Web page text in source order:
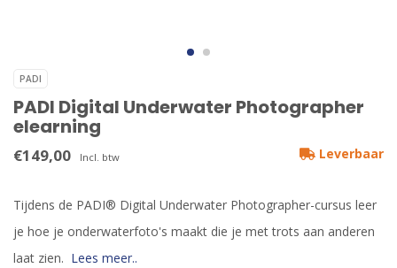
PADI
PADI Digital Underwater Photographer
elearning
€149,00 Incl. btw Leverbaar
Tijdens de PADI® Digital Underwater Photographer-cursus leer
je hoe je onderwaterfoto's maakt die je met trots aan anderen
laat zien. Lees meer..